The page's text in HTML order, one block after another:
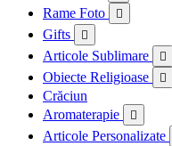
Rame Foto 
Gifts 
Articole Sublimare 
Obiecte Religioase 
Crăciun
Aromaterapie

Articole Personalizate